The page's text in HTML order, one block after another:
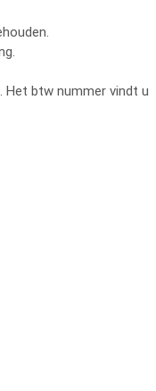
Het btw nummer vindt u